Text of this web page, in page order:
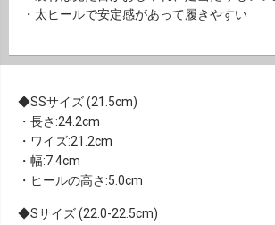
・太ヒールで安定感があって履きやすい
SSサイズ (21.5cm)
・長さ:24.2cm
・ワイズ:21.2cm
・幅:7.4cm
・ヒールの高さ:5.0cm
Sサイズ (22.0-22.5cm)